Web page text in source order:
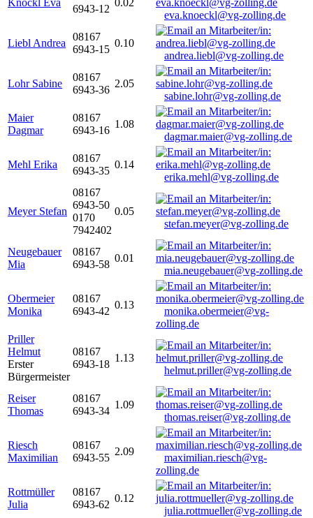
Knöckl Eva
6943-12
0.02
eva.knoeckl@vg-zolling.de
Liebl Andrea
08167
6943-15
0.10
andrea.liebl@vg-zolling.de
Lohr Sabine
08167
6943-36
2.05
sabine.lohr@vg-zolling.de
Maier
Dagmar
08167
6943-16
1.08
dagmar.maier@vg-zolling.de
Mehl Erika
08167
6943-35
0.14
erika.mehl@vg-zolling.de
Meyer Stefan
08167
6943-50
0170
7942402
0.05
stefan.meyer@vg-zolling.de
Neugebauer
Mia
08167
6943-58
0.01
mia.neugebauer@vg-zolling.de
Obermeier
Monika
08167
6943-42
0.13
monika.obermeier@vg-
zolling.de
Priller
Helmut
Erster
Bürgermeister
08167
6943-18
1.13
helmut.priller@vg-zolling.de
Reiser
Thomas
08167
6943-34
1.09
thomas.reiser@vg-zolling.de
Riesch
Maximilian
08167
6943-55
2.09
maximilian.riesch@vg-
zolling.de
Rottmüller
Julia
08167
6943-62
0.12
julia.rottmueller@vg-zolling.de